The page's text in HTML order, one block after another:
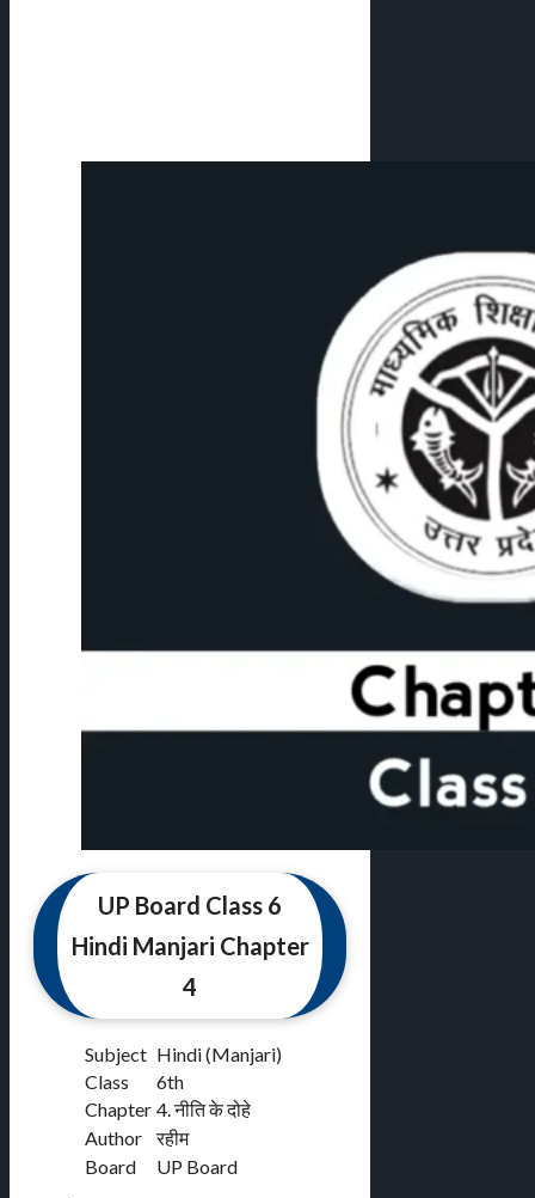
UP Board Class 6
Hindi Manjari Chapter
4
Subject Hindi (Manjari)
Class
6th
Chapter 4. नीति के दोहे
Author
रहीम
Board
UP Board